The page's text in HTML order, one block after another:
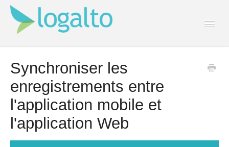
Contact
Synchroniser les
enregistrements entre
l'application mobile et
l'application Web